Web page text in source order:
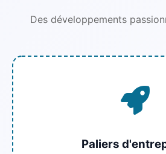
Des développements
Paliers